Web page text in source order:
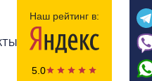
Наш рейтинг в:
5.0